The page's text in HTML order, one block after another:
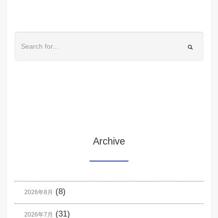
Archive
2026年8月 (8)
2026年7月 (31)